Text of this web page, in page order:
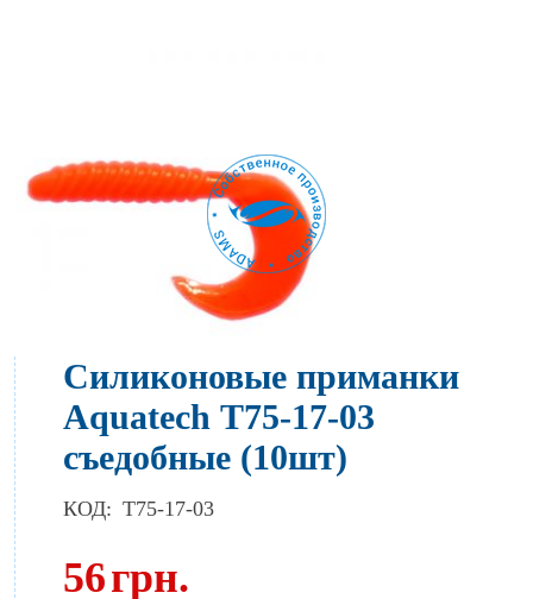
Силиконовые приманки
Aquatech Т75-17-03
съедобные (10шт)
КОД: T75-17-03
56грн.